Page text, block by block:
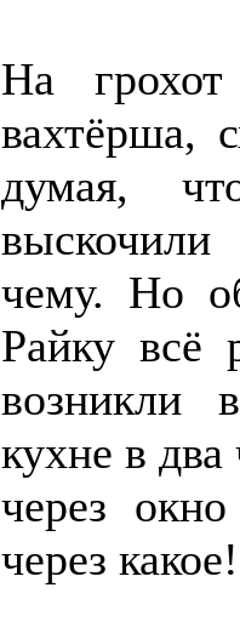
На
вахтёрша,
думая,
выскочили
чему. Но
Райку всё
возникли
кухне в два
через
через